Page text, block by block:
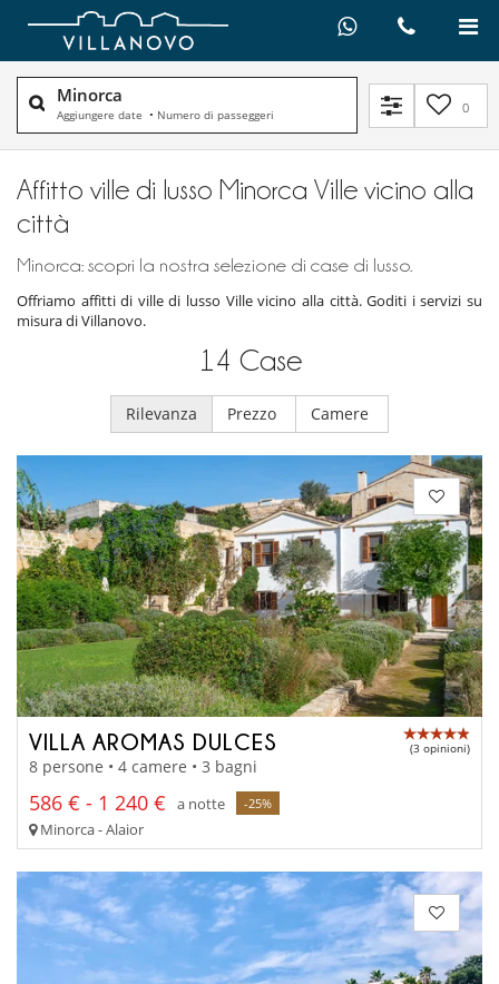
Minorca
Aggiungere date • Numero di passeggeri 0
Affitto ville di lusso Minorca Ville vicino alla
città
Minorca: scopri la nostra selezione di case di lusso.
Offriamo affitti di ville di lusso Ville vicino alla città. Goditi i servizi su
misura di Villanovo.
14 Case
Rilevanza Prezzo Camere
VILLA AROMAS DULCES (3 opinioni)
8 persone • 4 camere • 3 bagni
586 € - 1 240 € a notte -25%
Minorca - Alaior